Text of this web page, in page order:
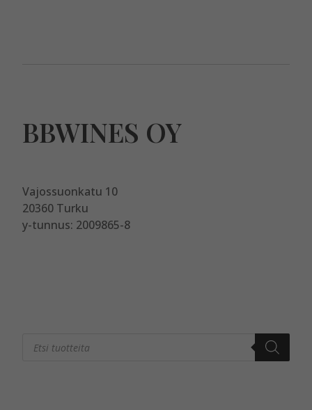
BBWINES OY
Vajossuonkatu 10
20360 Turku
y-tunnus: 2009865-8
search